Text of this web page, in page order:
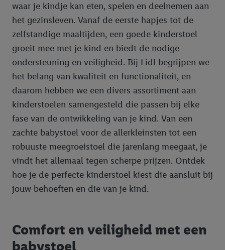
waar je kindje kan eten, spelen en deelnemen aan
het gezinsleven. Vanaf de eerste hapjes tot de
zelfstandige maaltijden, een goede kinderstoel
groeit mee met je kind en biedt de nodige
ondersteuning en veiligheid. Bij Lidl begrijpen we
het belang van kwaliteit en functionaliteit, en
daarom hebben we een divers assortiment aan
kinderstoelen samengesteld die passen bij elke
fase van de ontwikkeling van je kind. Van een
zachte babystoel voor de allerkleinsten tot een
robuuste meegroeistoel die jarenlang meegaat, je
vindt het allemaal tegen scherpe prijzen. Ontdek
hoe je de perfecte kinderstoel kiest die aansluit bij
jouw behoeften en die van je kind.
Comfort en veiligheid met een
babystoel